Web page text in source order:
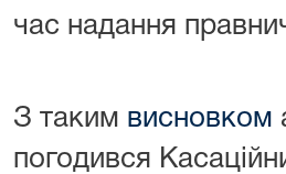
час надання
З таким висновком
погодився